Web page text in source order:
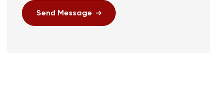
Send Message